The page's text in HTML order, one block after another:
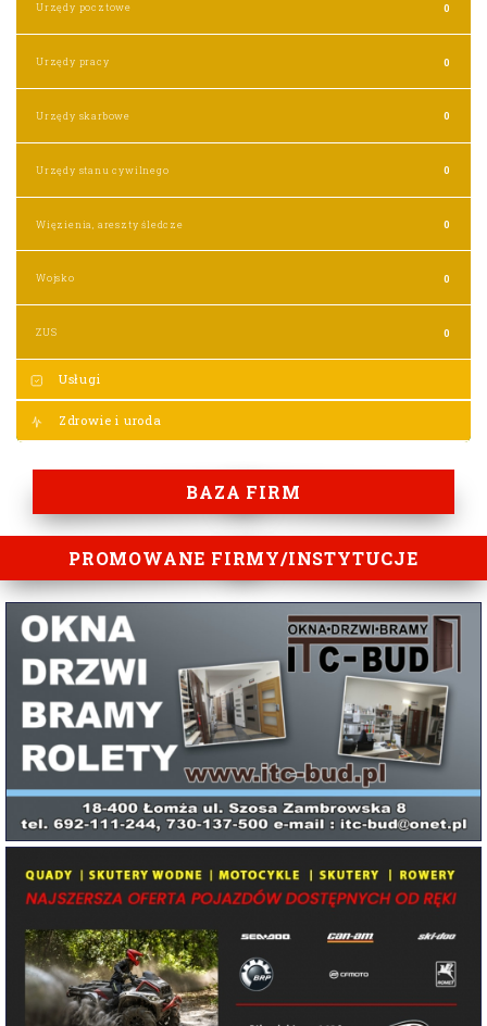
Urzędy pocztowe 0
Urzędy pracy 0
Urzędy skarbowe 0
Urzędy stanu cywilnego 0
Więzienia, areszty śledcze 0
Wojsko 0
ZUS 0
Usługi
Zdrowie i uroda
BAZA FIRM
PROMOWANE FIRMY/INSTYTUCJE